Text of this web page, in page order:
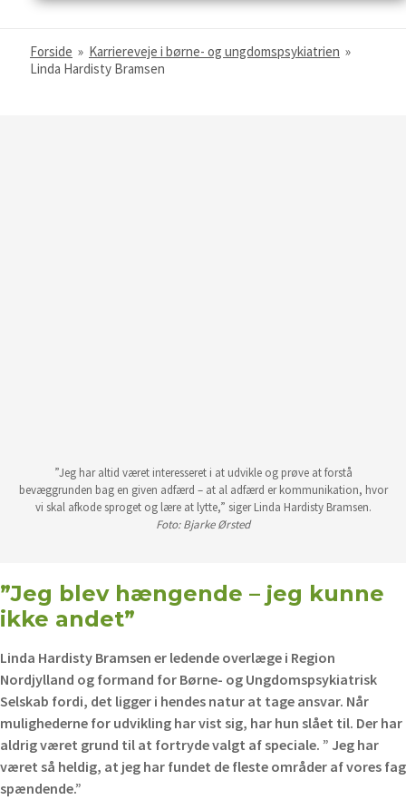
Forside » Karriereveje i børne- og ungdomspsykiatrien »
Linda Hardisty Bramsen
”Jeg har altid været interesseret i at udvikle og prøve at forstå
bevæggrunden bag en given adfærd – at al adfærd er kommunikation, hvor
vi skal afkode sproget og lære at lytte,” siger Linda Hardisty Bramsen.
Foto: Bjarke Ørsted
”Jeg blev hængende – jeg kunne
ikke andet”
Linda Hardisty Bramsen er ledende overlæge i Region
Nordjylland og formand for Børne- og Ungdomspsykiatrisk
Selskab fordi, det ligger i hendes natur at tage ansvar. Når
mulighederne for udvikling har vist sig, har hun slået til. Der har
aldrig været grund til at fortryde valgt af speciale. ” Jeg har
været så heldig, at jeg har fundet de fleste områder af vores fag
spændende.”